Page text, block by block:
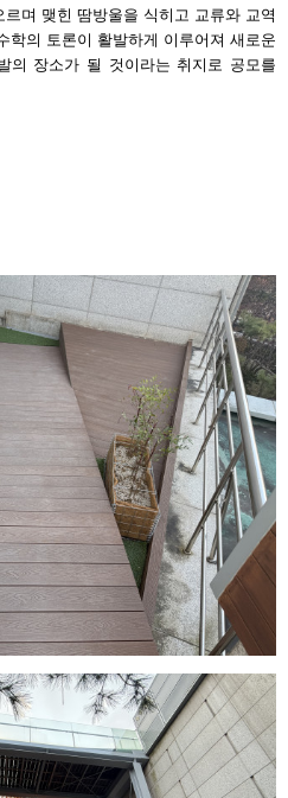
르며 맺힌 땀방울을 식히고 교류와 교역
학의 토론이 활발하게 이루어져 새로운
의 장소가 될 것이라는 취지로 공모를